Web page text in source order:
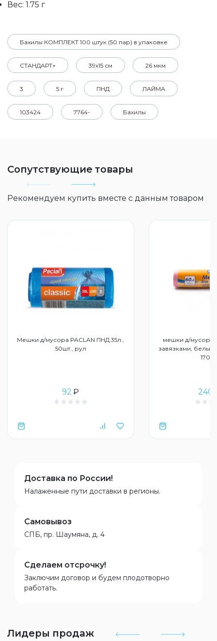
Вес: 1.75 г
Бахилы КОМПЛЕКТ 100 штук (50 пар) в упаковке
СТАНДАРТ+ 39х15 см 26 мкм
3 5 г ПНД ЛАЙМА
103424 7764- Бахилы
Сопутствующие товары
Рекомендуем купить вместе с данным товаром
Мешки д/мусора PACLAN ПНД 35л.,
50шт., рул
92 ₽
мешки д/мусора
завязками, белые
Доставка по России!
Налаженные пути доставки в регионы.
Самовывоз
СПБ, пр. Шаумяна, д. 4
Сделаем отсрочку!
Заключим договор и будем плодотворно
работать.
Лидеры продаж